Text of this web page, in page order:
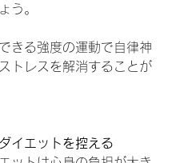
う。
きる強度の運動で自律神
トレスを解消することが
イエットを控える